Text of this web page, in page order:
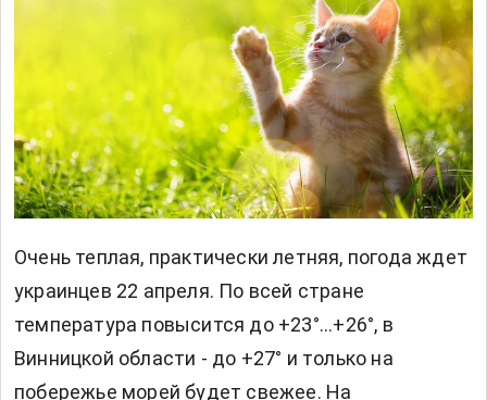
Очень теплая, практически летняя, погода ждет
украинцев 22 апреля. По всей стране
температура повысится до +23°...+26°, в
Винницкой области - до +27° и только на
побережье морей будет свежее. На